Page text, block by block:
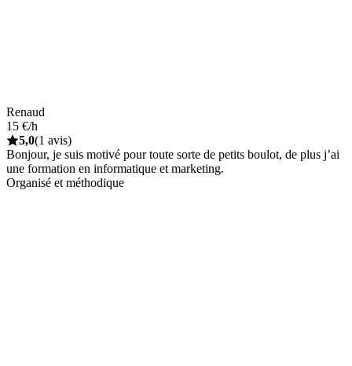
Renaud
15 €/h
5,0(1 avis)
Bonjour, je suis motivé pour toute sorte de petits boulot, de plus j’ai
une formation en informatique et marketing.
Organisé et méthodique